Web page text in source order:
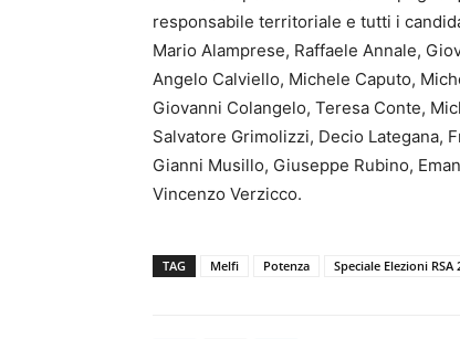
responsabile territoriale e tutti i
Mario Alamprese, Raffaele Annale,
Angelo Calviello, Michele Caputo,
Giovanni Colangelo, Teresa Conte,
Salvatore Grimolizzi, Decio Lategana,
Gianni Musillo, Giuseppe Rubino,
Vincenzo Verzicco.
TAG Melfi Potenza Speciale Elezioni RSA